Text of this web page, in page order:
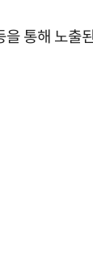
통해 노